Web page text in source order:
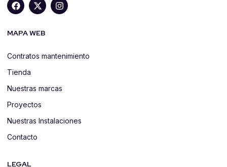
MAPA WEB
Contratos mantenimiento
Tienda
Nuestras marcas
Proyectos
Nuestras Instalaciones
Contacto
LEGAL